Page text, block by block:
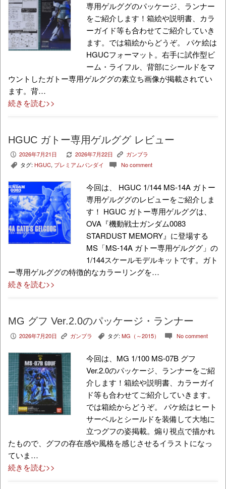
専用ゲルググのパッケージ、ランナー
をご紹介します！箱絵や説明書、カラ
ーガイド等も合わせてご紹介していき
ます。では箱絵からどうぞ。 パケ絵は
HGUCフォーマット。右手に試作型ビ
ーム・ライフル、背部にシールドをマ
ウントしたガトー専用ゲルググの素立ち画像が掲載されてい
ます。背…
続きを読む>>
HGUC ガトー専用ゲルググ レビュー
P 2026年7月21日 V 2026年7月22日 K ガンプラ
, タグ: HGUC, プレミアムバンダイ c No comment
今回は、 HGUC 1/144 MS-14A ガトー
専用ゲルググのレビューをご紹介しま
す！ HGUC ガトー専用ゲルググは、
OVA『機動戦士ガンダム0083
STARDUST MEMORY』に登場する
MS「MS-14A ガトー専用ゲルググ」の
1/144スケールモデルキットです。ガト
ー専用ゲルググの特徴的なカラーリングを…
続きを読む>>
MG グフ Ver.2.0のパッケージ・ランナー
P 2026年7月20日 K ガンプラ , タグ: MG（～2015） c No comment
今回は、MG 1/100 MS-07B グフ
Ver.2.0のパッケージ、ランナーをご紹
介します！箱絵や説明書、カラーガイ
ド等も合わせてご紹介していきます。
では箱絵からどうぞ。 パケ絵はヒート
サーベルとシールドを装備して大地に
立つグフの姿掲載。煽り視点で描かれ
たもので、グフの存在感や風格を感じさせるイラストになっ
ていま…
続きを読む>>